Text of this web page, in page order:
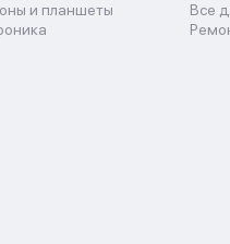
и планшеты
Все